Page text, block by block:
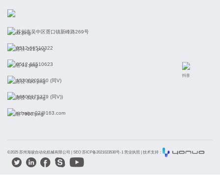
苏州市吴中区胥口镇新峰路269号
0512-66510322
0512-66510623
15306205950 (同V)
16606175379 (同V))
szhaijun02@163.com
抖音
©2025 苏州海骏自动化机械有限公司 | SEO 苏ICP备2021023530号-1 营业执照 | 技术支持：